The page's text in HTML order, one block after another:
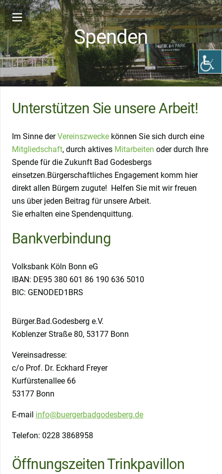
Spenden
Unterstützen Sie unsere Arbeit!
Im Sinne derVereinszwecke können Sie sich durch eine
Mitgliedschaft, durch aktives Mitarbeiten oder durch Ihre
Spende für die Zukunft Bad Godesbergs
einsetzen.Bürgerschaftliches Engagement komm hier
direkt allen Bürgern zugute! Helfen Sie mit wir freuen
uns über jeden Beitrag für unsere Arbeit.
Sie erhalten eine Spendenquittung.
Bankverbindung
Volksbank Köln Bonn eG
IBAN: DE95 380 601 86 190 636 5010
BIC: GENODED1BRS
Bürger.Bad.Godesberg e.V.
Koblenzer Straße 80, 53177 Bonn
Vereinsadresse:
c/o Prof. Dr. Eckhard Freyer
Kurfürstenallee 66
53177 Bonn
E-mail info@buergerbadgodesberg.de
Telefon: 0228 3868958
Öffnungszeiten Trinkpavillon